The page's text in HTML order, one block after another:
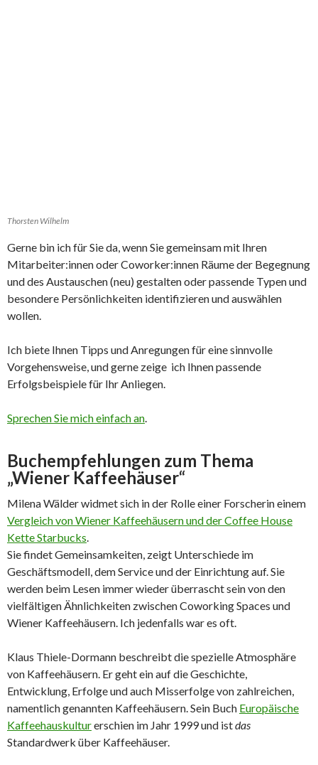
Thorsten Wilhelm
Gerne bin ich für Sie da, wenn Sie gemeinsam mit Ihren
Mitarbeiter:innen oder Coworker:innen Räume der Begegnung
und des Austauschen (neu) gestalten oder passende Typen und
besondere Persönlichkeiten identifizieren und auswählen
wollen.
Ich biete Ihnen Tipps und Anregungen für eine sinnvolle
Vorgehensweise, und gerne zeige ich Ihnen passende
Erfolgsbeispiele für Ihr Anliegen.
Sprechen Sie mich einfach an.
Buchempfehlungen zum Thema
„Wiener Kaffeehäuser“
Milena Wälder widmet sich in der Rolle einer Forscherin einem
Vergleich von Wiener Kaffeehäusern und der Coffee House
Kette Starbucks.
Sie findet Gemeinsamkeiten, zeigt Unterschiede im
Geschäftsmodell, dem Service und der Einrichtung auf. Sie
werden beim Lesen immer wieder überrascht sein von den
vielfältigen Ähnlichkeiten zwischen Coworking Spaces und
Wiener Kaffeehäusern. Ich jedenfalls war es oft.
Klaus Thiele-Dormann beschreibt die spezielle Atmosphäre
von Kaffeehäusern. Er geht ein auf die Geschichte,
Entwicklung, Erfolge und auch Misserfolge von zahlreichen,
namentlich genannten Kaffeehäusern. Sein Buch Europäische
Kaffeehauskulturerschien im Jahr 1999 und istdas
Standardwerk über Kaffeehäuser.